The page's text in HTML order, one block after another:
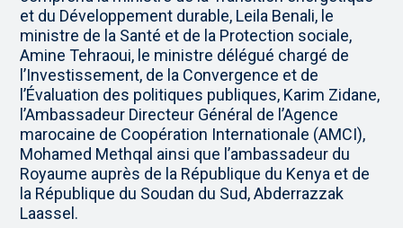
et du Développement durable, Leila Benali, le
ministre de la Santé et de la Protection sociale,
Amine Tehraoui, le ministre délégué chargé de
l’Investissement, de la Convergence et de
l’Évaluation des politiques publiques, Karim Zidane,
l’Ambassadeur Directeur Général de l’Agence
marocaine de Coopération Internationale (AMCI),
Mohamed Methqal ainsi que l’ambassadeur du
Royaume auprès de la République du Kenya et de
la République du Soudan du Sud, Abderrazzak
Laassel.